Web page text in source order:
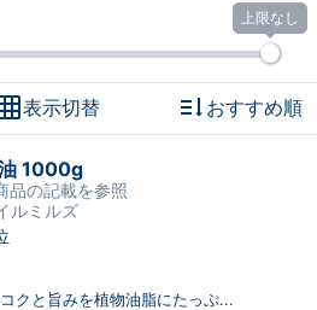
上限なし
表示切替 おすすめ順
1000g
品の記載を参照
ルミルズ
クと旨みを植物油脂にたっぷ...